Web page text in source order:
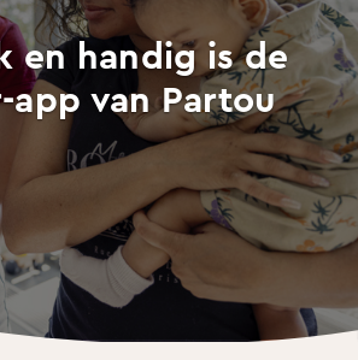
en handig is de
app van Partou